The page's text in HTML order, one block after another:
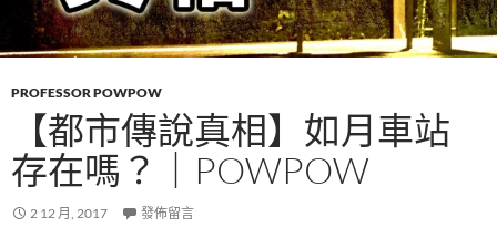
PROFESSOR POWPOW
【都市傳說真相】如月車站
存在嗎？｜POWPOW
2 12 月, 2017 發佈留言